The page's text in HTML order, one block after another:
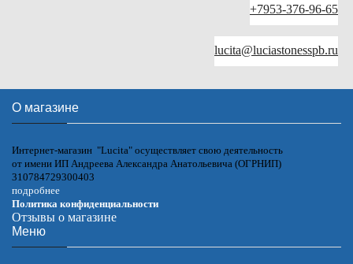
+7953-376-96-65
lucita@luciastonesspb.ru
О магазине
Интернет-магазин "Lucita" осуществляет свою деятельность
от имени ИП Андреева Александра Анатольевича (ОГРНИП)
310784729300403
подробнее
Политика конфиденциальности
Отзывы о магазине
Меню